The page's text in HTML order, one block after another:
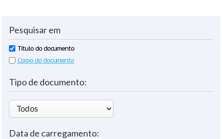
Pesquisar em
Título do documento
Corpo do documento
Tipo de documento:
Data de carregamento: